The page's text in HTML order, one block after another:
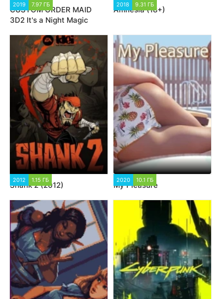
2019 7.97 ГБ
CUSTOM ORDER MAID
3D2 It's a Night Magic
2018 9.31 ГБ
Amnesia (18+)
2012 1.15 ГБ
Shank 2 (2012)
2020 10.1 ГБ
My Pleasure